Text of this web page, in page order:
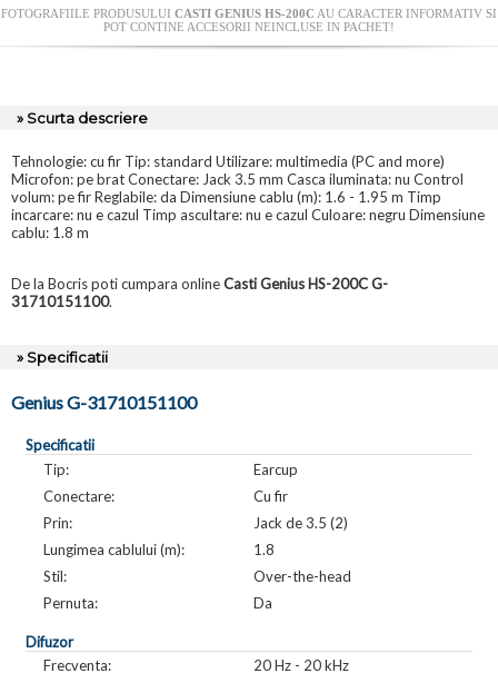
FOTOGRAFIILE PRODUSULUI CASTI GENIUS HS-200C AU CARACTER INFORMATIV SI
POT CONTINE ACCESORII NEINCLUSE IN PACHET!
» Scurta descriere
Tehnologie: cu fir Tip: standard Utilizare: multimedia (PC and more)
Microfon: pe brat Conectare: Jack 3.5 mm Casca iluminata: nu Control
volum: pe fir Reglabile: da Dimensiune cablu (m): 1.6 - 1.95 m Timp
incarcare: nu e cazul Timp ascultare: nu e cazul Culoare: negru Dimensiune
cablu: 1.8 m
De la Bocris poti cumpara onlineCasti Genius HS-200C G-
31710151100.
» Specificatii
Genius G-31710151100
Specificatii
Tip:
Earcup
Conectare:
Cu fir
Prin:
Jack de 3.5 (2)
Lungimea cablului (m):
1.8
Stil:
Over-the-head
Pernuta:
Da
Difuzor
Frecventa:
20 Hz - 20 kHz